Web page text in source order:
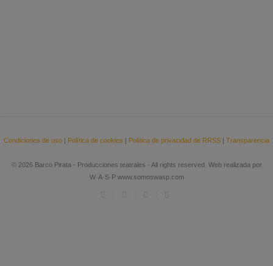
Condiciones de uso Política de cookies Política de privacidad de RRSS Transparencia
© 2026 Barco Pirata - Producciones teatrales - All rights reserved. Web realizada por
W·A·S·P www.somoswasp.com